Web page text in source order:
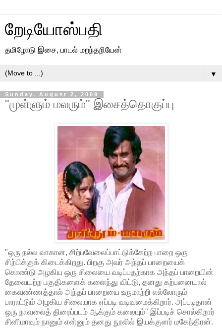
றேடியோஸ்பதி
தமிழோடு இசை, பாடல் மறந்தறியேன்
▼
Sunday, August 2, 2009
"முள்ளும் மலரும்" இசைத்தொகுப்பு
"ஒரு நல்ல வாகான, சிற்பவேலைப்பாட்டுக்கேற்ற பாறை ஒரு
சிற்பிக்குக் கிடைக்கிறது. பிறகு அவர் அந்தப் பாறையைக்
கொண்டு அழகிய ஒரு சிலையை வடிப்பதற்காக அந்தப் பாறையின்
தேவையற்ற பகுதிகளைக் களைந்து விட்டு, தனது கற்பனையால்
கைவண்ணத்தால் அந்தப் பாறையை உருமாற்றி எல்லோரும்
பாராட்டும் அழகிய சிலையாக எப்படி வடிவமைக்கிறார். அப்படிதான்
ஒரு நாவலைத் திரைப்படம் ஆக்கும் கலையும்" இப்படிச் சொல்கிறார்
சினிமாவும் நானும் என்னும் தனது நூலில் இயக்குனர் மகேந்திரன்.